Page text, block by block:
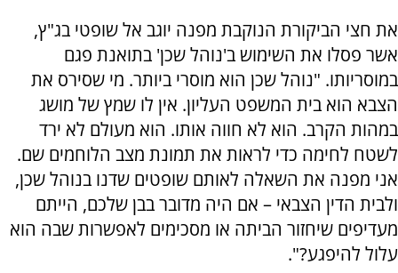
את חצי הביקורת הנוקבת מפנה יוגב אל שופטי בג"ץ,
אשר פסלו את השימוש ב'נוהל שכן' בתואנת פגם
במוסריותו. "נוהל שכן הוא מוסרי ביותר. מי שסירס את
הצבא הוא בית המשפט העליון. אין לו שמץ של מושג
במהות הקרב. הוא לא חווה אותו. הוא מעולם לא ירד
לשטח לחימה כדי לראות את תמונת מצב הלוחמים שם.
אני מפנה את השאלה לאותם שופטים שדנו בנוהל שכן,
ולבית הדין הצבאי – אם היה מדובר בבן שלכם, הייתם
מעדיפים שיחזור הביתה או מסכימים לאפשרות שבה הוא
עלול להיפגע?".